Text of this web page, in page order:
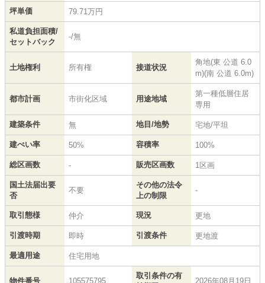
坪単価 79.71万円
私道負担面積/
セットバック
-/無
土地権利 所有権 接道状況
角地(東 公道 6.0
m)(南 公道 6.0m)
都市計画 市街化区域 用途地域
第一種低層住居
専用
建築条件 無 地目/地勢 宅地/平坦
建ぺい率 50% 容積率 100%
総区画数 - 販売区画数 1区画
国土法届出要
否
不要
その他の法令
上の制限
-
取引態様 仲介 現況 更地
引渡時期 即時 引渡条件 更地渡
最適用途 住宅用地
物件番号 105575795
取引条件の有
2026年08月19日